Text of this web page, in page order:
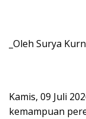
_Oleh Surya
Kamis, 09 Juli
kemampuan